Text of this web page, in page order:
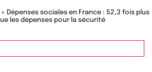
Dépenses sociales en France : 52,3 fois plus
les dépenses pour la sécurité